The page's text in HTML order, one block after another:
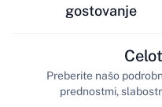
gostovanje
Preberite našo
prednostmi,